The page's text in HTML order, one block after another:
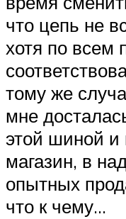
что цепь не
хотя по всем
тому же
мне
этой шиной и
магазин, в
опытных
что к чему…